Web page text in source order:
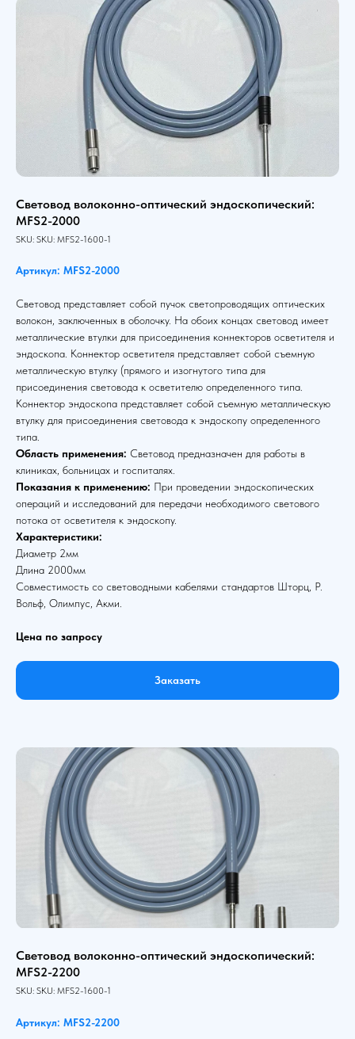
Световод волоконно-оптический эндоскопический:
MFS2-2000
SKU: SKU: MFS2-1600-1
Артикул: MFS2-2000
Световод представляет собой пучок светопроводящих оптических
волокон, заключенных в оболочку. На обоих концах световод имеет
металлические втулки для присоединения коннекторов осветителя и
эндоскопа. Коннектор осветителя представляет собой съемную
металлическую втулку (прямого и изогнутого типа для
присоединения световода к осветителю определенного типа.
Коннектор эндоскопа представляет собой съемную металлическую
втулку для присоединения световода к эндоскопу определенного
типа.
Область применения: Световод предназначен для работы в
клиниках, больницах и госпиталях.
Показания к применению: При проведении эндоскопических
операций и исследований для передачи необходимого светового
потока от осветителя к эндоскопу.
Характеристики:
Диаметр 2мм
Длина 2000мм
Совместимость со световодными кабелями стандартов Шторц, Р.
Вольф, Олимпус, Акми.
Цена по запросу
Заказать
Световод волоконно-оптический эндоскопический:
MFS2-2200
SKU: SKU: MFS2-1600-1
Артикул: MFS2-2200